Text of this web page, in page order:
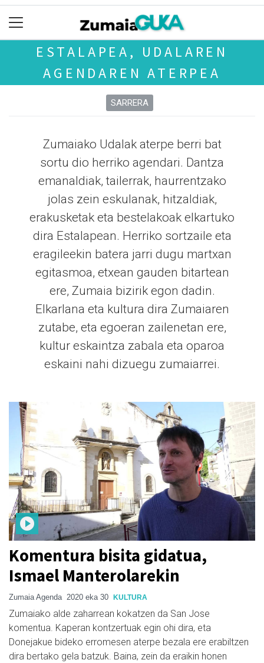
ESTALAPEA, UDALAREN
AGENDAREN ATERPEA
SARRERA
Zumaiako Udalak aterpe berri bat
sortu dio herriko agendari. Dantza
emanaldiak, tailerrak, haurrentzako
jolas zein eskulanak, hitzaldiak,
erakusketak eta bestelakoak elkartuko
dira Estalapean. Herriko sortzaile eta
eragileekin batera jarri dugu martxan
egitasmoa, etxean gauden bitartean
ere, Zumaia bizirik egon dadin.
Elkarlana eta kultura dira Zumaiaren
zutabe, eta egoeran zailenetan ere,
kultur eskaintza zabala eta oparoa
eskaini nahi dizuegu zumaiarrei.
Komentura bisita gidatua,
Ismael Manterolarekin
Zumaia Agenda 2020 eka 30 KULTURA
Zumaiako alde zaharrean kokatzen da San Jose
komentua. Kaperan kontzertuak egin ohi dira, eta
Donejakue bideko erromesen aterpe bezala ere erabiltzen
dira bertako gela batzuk. Baina, zein da eraikin honen